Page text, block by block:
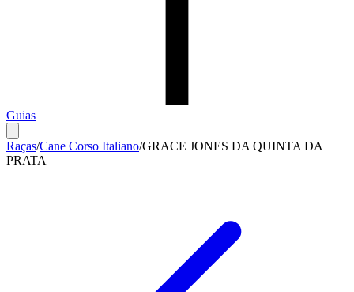
Guias
Raças/Cane Corso Italiano/GRACE JONES DA QUINTA DA
PRATA